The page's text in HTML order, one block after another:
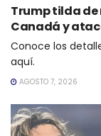
Trump tilda
Canadá y
Conoce los
aquí.
AGOSTO 7, 2026